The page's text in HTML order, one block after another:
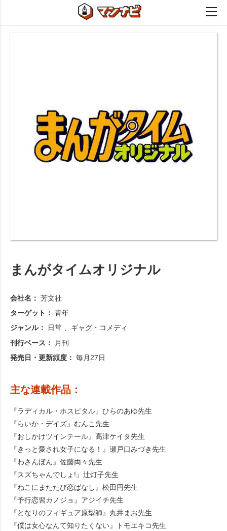
まんがタイムオリジナル
会社名： 芳文社
ターゲット： 青年
ジャンル：
日常
ギャグ・コメディ
刊行ベース：
月刊
発売日・更新頻度： 毎月27日
主な連載作品：
『ラディカル・ホスピタル』ひらのあゆ先生
『らいか・デイズ』むんこ先生
『おしかけツインテール』高津ケイタ先生
『きっと愛され女子になる！』瀬戸口みづき先生
『わさんぼん』佐藤両々先生
『スズちゃんでしょ!』辻灯子先生
『ねこにまたたび恋ばなし』松田円先生
『予行恋習カノジョ』アジイチ先生
『となりのフィギュア原型師』丸井まお先生
『僕は女心なんて知りたくない』トモエキコ先生